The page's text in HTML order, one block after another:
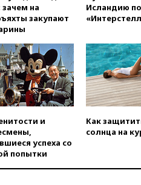
на
закупают
Исландию
и
успеха со
попытки
Как
солнца на